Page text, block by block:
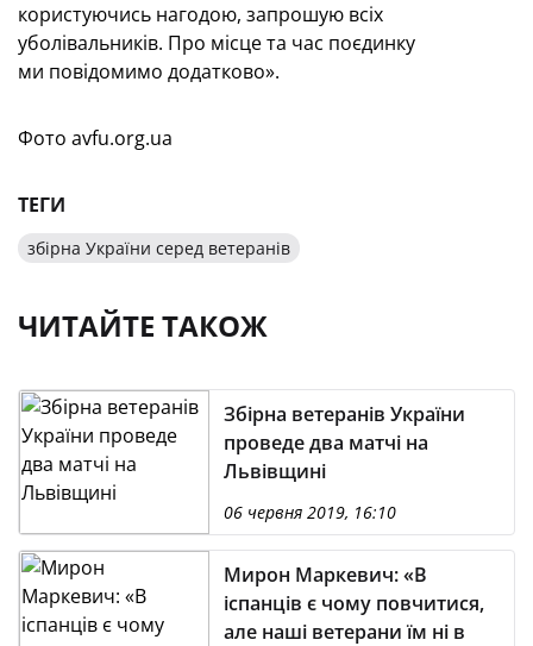
користуючись нагодою, запрошую всіх
уболівальників. Про місце та час поєдинку
ми повідомимо додатково».
Фото avfu.org.ua
ТЕГИ
збірна України серед ветеранів
ЧИТАЙТЕ ТАКОЖ
Збірна ветеранів України
проведе два матчі на
Львівщині
06 червня 2019, 16:10
Мирон Маркевич: «В
іспанців є чому повчитися,
але наші ветерани їм ні в